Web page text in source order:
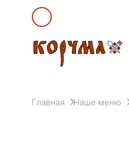
Главная Наше меню